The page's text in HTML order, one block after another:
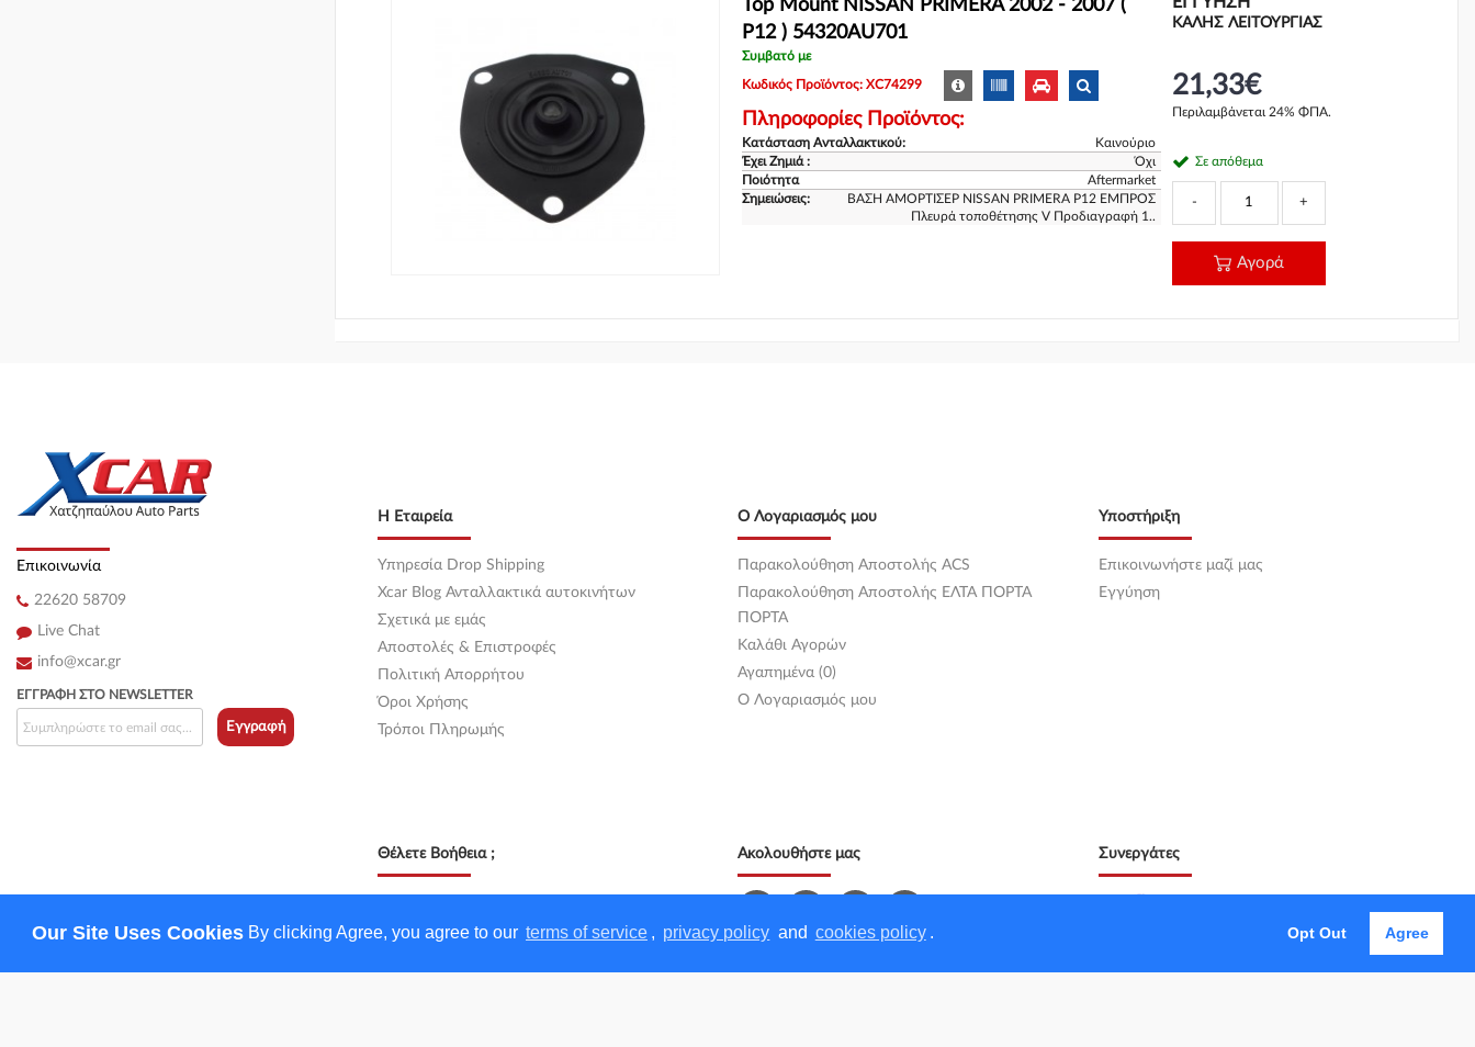
Our Site Uses Cookies By clicking Agree, you agree to our terms of service , privacy policy and cookies policy . Opt Out Agree
Top Mount NISSAN PRIMERA 2002 - 2007 (
P12 ) 54320AU701
Συμβατό με
Κωδικός Προϊόντος: XC74299
Πληροφορίες Προϊόντος:
Κατάσταση Ανταλλακτικού:
Καινούριο
Έχει Ζημιά :
Όχι
Ποιότητα
Aftermarket
Σημειώσεις:
ΒΑΣΗ AMOPTΙΣΕΡ NISSAN PRIMERA P12 ΕΜΠΡΟΣ
Πλευρά τοποθέτησης V Προδιαγραφή 1..
ΚΑΛΗΣ ΛΕΙΤΟΥΡΓΙΑΣ
21,33€
Περιλαμβάνεται 24% ΦΠΑ.
Σε απόθεμα
- +
Αγορά
Επικοινωνία
22620 58709
Live Chat
info@xcar.gr
Η Εταιρεία
Υπηρεσία Drop Shipping
Xcar Blog Ανταλλακτικά αυτοκινήτων
Σχετικά με εμάς
Αποστολές & Επιστροφές
Πολιτική Απορρήτου
Όροι Χρήσης
Τρόποι Πληρωμής
Ο Λογαριασμός μου
Παρακολούθηση Αποστολής ACS
Παρακολούθηση Αποστολής ΕΛΤΑ ΠΟΡΤΑ
ΠΟΡΤΑ
Καλάθι Αγορών
Αγαπημένα (0)
O Λογαριασμός μου
Υποστήριξη
Επικοινωνήστε μαζί μας
Εγγύηση
ΕΓΓΡΑΦΉ ΣΤΟ NEWSLETTER
Εγγραφή
Θέλετε Βοήθεια ;
Σάββατο 08:00 - 13:00
(+30) 22620 58709
Ακολουθήστε μας Συνεργάτες